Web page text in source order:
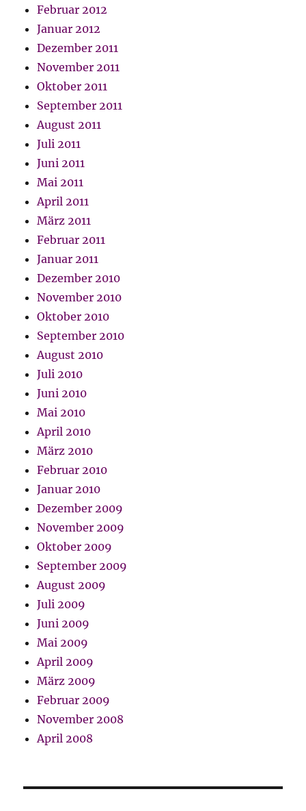
Februar 2012
Januar 2012
Dezember 2011
November 2011
Oktober 2011
September 2011
August 2011
Juli 2011
Juni 2011
Mai 2011
April 2011
März 2011
Februar 2011
Januar 2011
Dezember 2010
November 2010
Oktober 2010
September 2010
August 2010
Juli 2010
Juni 2010
Mai 2010
April 2010
März 2010
Februar 2010
Januar 2010
Dezember 2009
November 2009
Oktober 2009
September 2009
August 2009
Juli 2009
Juni 2009
Mai 2009
April 2009
März 2009
Februar 2009
November 2008
April 2008